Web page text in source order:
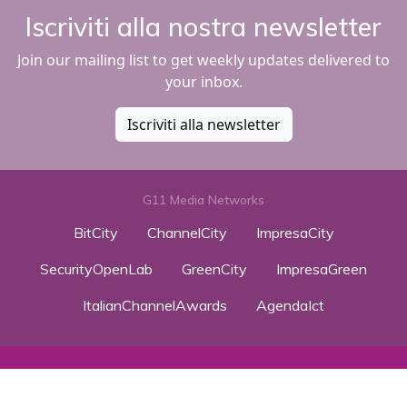
Iscriviti alla nostra newsletter
Join our mailing list to get weekly updates delivered to
your inbox.
Iscriviti alla newsletter
G11 Media Networks
BitCity ChannelCity
ImpresaCity
SecurityOpenLab
GreenCity
ImpresaGreen
ItalianChannelAwards
AgendaIct